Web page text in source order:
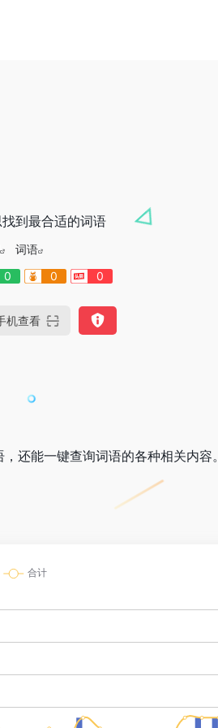
到最合适的词语
词语
0 0 0
机查看
还能一键查询词语的各种相关内容。